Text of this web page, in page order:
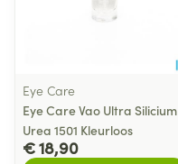
Eye Care
Eye Care Vao Ultra Silicium
Urea 1501 Kleurloos
€ 18,90